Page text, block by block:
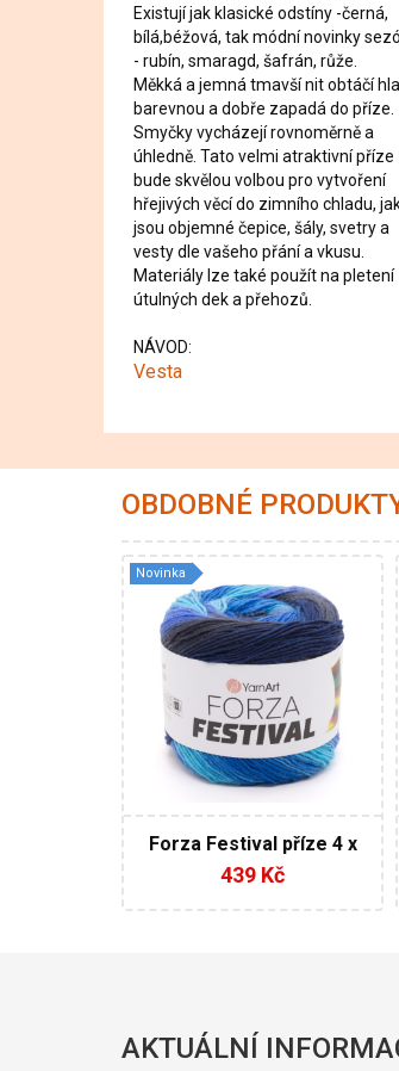
Existují jak klasické odstíny -černá,
bílá,béžová, tak módní novinky
- rubín, smaragd, šafrán, růže.
Měkká a jemná tmavší nit obtáčí
barevnou a dobře zapadá do příze.
Smyčky vycházejí rovnoměrně a
úhledně. Tato velmi atraktivní příze
bude skvělou volbou pro vytvoření
hřejivých věcí do zimního chladu,
jsou objemné čepice, šály, svetry a
vesty dle vašeho přání a vkusu.
Materiály lze také použít na pletení
útulných dek a přehozů.
NÁVOD:
Vesta
OBDOBNÉ
Novinka
75% Vlna - 25%
Polyamid
100
420
4
400
Forza Festival příze 4 x
100 g
439 Kč
AKTUÁLNÍ